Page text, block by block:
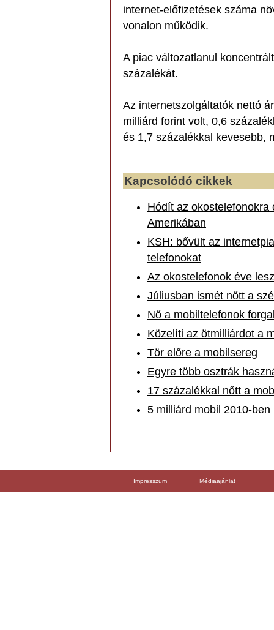
internet-előfizetések száma
vonalon működik.
A piac változatlanul
százalékát.
Az internetszolgáltatók nettó
milliárd forint volt, 0,6
és 1,7 százalékkal kevesebb,
Kapcsolódó cikkek
Hódít az okostelefonokra
Amerikában
KSH: bővült az
telefonokat
Az okostelefonok éve
Júliusban ismét nőtt a
Nő a mobiltelefonok
Közelíti az ötmilliárdot a
Tör előre a mobilsereg
Egyre több osztrák
17 százalékkal nőtt a
5 milliárd mobil 2010-ben
Impresszum Médiaajánlat